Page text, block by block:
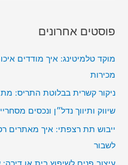
:
פוסטים אחרונים
מוקד טלמיטינג: איך מודדים
מכירות
ניקור קשרית בבלוטת התריס:
שיווק ותיווך נדל״ן ונכסים
ייבוש תת רצפתי: איך מאתרים
לשבור